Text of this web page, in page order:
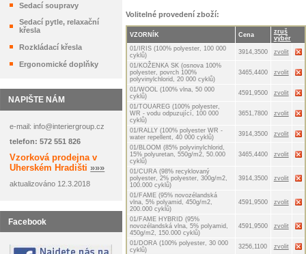
Sedací soupravy
Sedací pytle, relaxační
křesla
Rozkládací křesla
Ergonomické doplňky
NAPIŠTE NÁM
e-mail: info@interiergroup.cz
telefon: 572 551 826
Vzorková prodejna v
Uherském Hradišti »»»
aktualizováno 12.3.2018
Facebook
Volitelné provedení zboží:
VZORNÍK Cena
zruš
výběr
01/IRIS (100% polyester, 100 000
cyklů)
3914,3500
zvolit
01/KOŽENKA SK (osnova 100%
polyester, povrch 100%
polyvinylchlorid, 20 000 cyklů)
3465,4400 zvolit
01/WOOL (100% vlna, 50 000
cyklů)
4591,9500
zvolit
01/TOUAREG (100% polyester,
WR - vodu odpuzující, 100 000
cyklů)
3651,7800 zvolit
01/RALLY (100% polyester WR -
water repellent, 40 000 cyklů)
3914,3500
zvolit
01/BLOOM (85% polyvinylchlorid,
15% polyuretan, 550g/m2, 50.000
cyklů)
3465,4400 zvolit
01/CURA (98% recyklovaný
polyester, 2% polyester, 300g/m2,
100.000 cyklů)
3914,3500 zvolit
01/FAME (95% novozélandská
vlna, 5% polyamid, 450g/m2,
200.000 cyklů)
4591,9500 zvolit
01/FAME HYBRID (95%
novozélandská vlna, 5% polyamid,
450g/m2, 150.000 cyklů)
4591,9500 zvolit
01/DORA (100% polyester, 30 000
cyklů)
3256,1100
zvolit